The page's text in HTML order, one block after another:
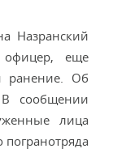
Назранский
офицер, еще
ранение. Об
сообщении
лица
погранотряда